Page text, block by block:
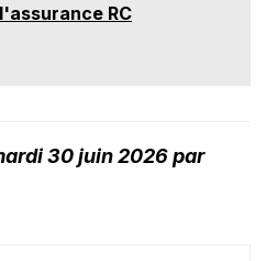
RC
30 juin 2026 par